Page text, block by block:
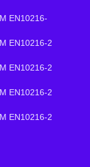
EN10216-
EN10216-2
EN10216-2
EN10216-2
EN10216-2